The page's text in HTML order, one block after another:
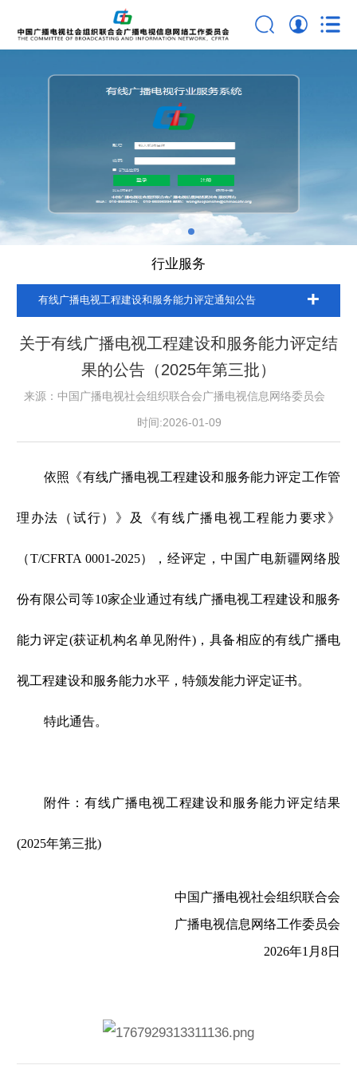
行业服务
有线广播电视工程建设和服务能力评定通知公告
关于有线广播电视工程建设和服务能力评定结
果的公告（2025年第三批）
来源：中国广播电视社会组织联合会广播电视信息网络委员会
时间:2026-01-09
依照《有线广播电视工程建设和服务能力评定工作管
理办法（试行）》及《有线广播电视工程能力要求》
（T/CFRTA 0001-2025），经评定，中国广电新疆网络股
份有限公司等10家企业通过有线广播电视工程建设和服务
能力评定(获证机构名单见附件)，具备相应的有线广播电
视工程建设和服务能力水平，特颁发能力评定证书。
特此通告。
附件：有线广播电视工程建设和服务能力评定结果
(2025年第三批)
中国广播电视社会组织联合会
广播电视信息网络工作委员会
2026年1月8日